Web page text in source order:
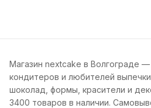
Магазин nextcake в Волгограде
кондитеров и любителей
шоколад, формы, красители и
3400 товаров в наличии.